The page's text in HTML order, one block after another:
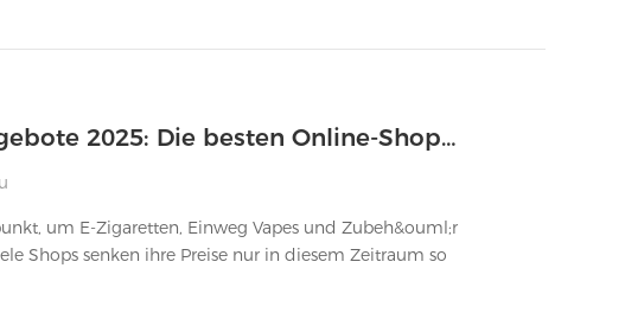
Black Friday E-Zigarette Angebote 2025: Die besten Online-Shops mit Top-Rabatten
um E-Zigaretten, Einweg Vapes und Zubeh&ouml;r
Shops senken ihre Preise nur in diesem Zeitraum so